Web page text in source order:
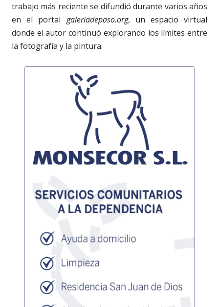
trabajo más reciente se difundió durante varios años
en el portal galeriadepaso.org, un espacio virtual
donde el autor continuó explorando los límites entre
la fotografía y la pintura.